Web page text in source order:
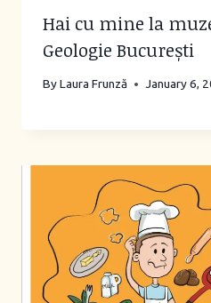
Hai cu mine la
Geologie București
ByLaura Frunză January 6,